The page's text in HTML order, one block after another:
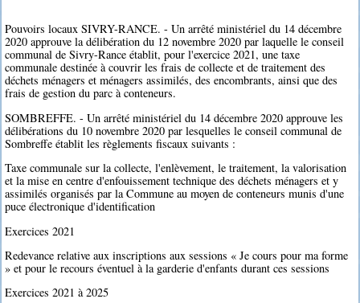
Pouvoirs locaux SIVRY-RANCE. - Un arrêté ministériel du 14 décembre
2020 approuve la délibération du 12 novembre 2020 par laquelle le conseil
communal de Sivry-Rance établit, pour l'exercice 2021, une taxe
communale destinée à couvrir les frais de collecte et de traitement des
déchets ménagers et ménagers assimilés, des encombrants, ainsi que des
frais de gestion du parc à conteneurs.
SOMBREFFE. - Un arrêté ministériel du 14 décembre 2020 approuve les
délibérations du 10 novembre 2020 par lesquelles le conseil communal de
Sombreffe établit les règlements fiscaux suivants :
Taxe communale sur la collecte, l'enlèvement, le traitement, la valorisation
et la mise en centre d'enfouissement technique des déchets ménagers et y
assimilés organisés par la Commune au moyen de conteneurs munis d'une
puce électronique d'identification
Exercices 2021
Redevance relative aux inscriptions aux sessions « Je cours pour ma forme
» et pour le recours éventuel à la garderie d'enfants durant ces sessions
Exercices 2021 à 2025